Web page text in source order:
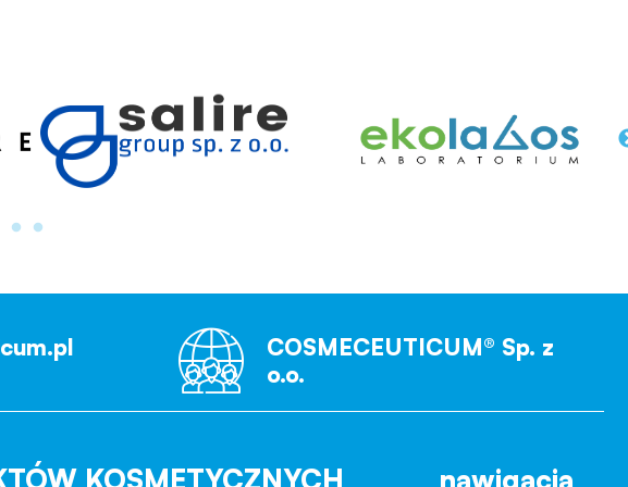
COSMECEUTICUM® Sp. z
o.o.
KOSMETYCZNYCH nawigacja